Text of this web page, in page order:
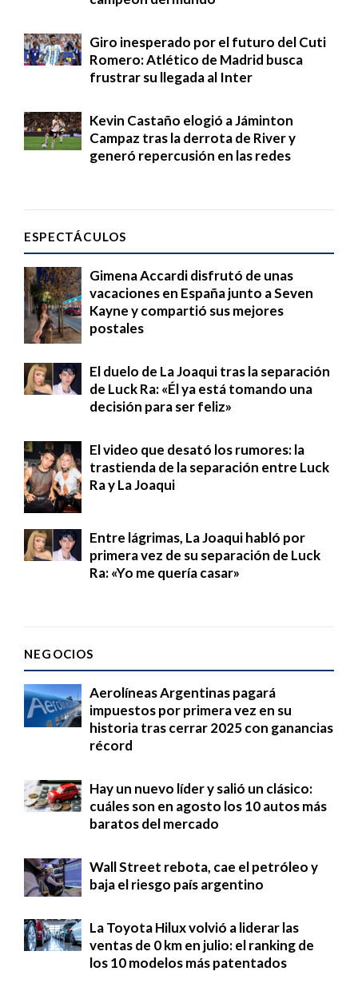
Giro inesperado por el futuro del Cuti
Romero: Atlético de Madrid busca
frustrar su llegada al Inter
Kevin Castaño elogió a Jáminton
Campaz tras la derrota de River y
generó repercusión en las redes
ESPECTÁCULOS
Gimena Accardi disfrutó de unas
vacaciones en España junto a Seven
Kayne y compartió sus mejores
postales
El duelo de La Joaqui tras la separación
de Luck Ra: «Él ya está tomando una
decisión para ser feliz»
El video que desató los rumores: la
trastienda de la separación entre Luck
Ra y La Joaqui
Entre lágrimas, La Joaqui habló por
primera vez de su separación de Luck
Ra: «Yo me quería casar»
NEGOCIOS
Aerolíneas Argentinas pagará
impuestos por primera vez en su
historia tras cerrar 2025 con ganancias
récord
Hay un nuevo líder y salió un clásico:
cuáles son en agosto los 10 autos más
baratos del mercado
Wall Street rebota, cae el petróleo y
baja el riesgo país argentino
La Toyota Hilux volvió a liderar las
ventas de 0 km en julio: el ranking de
los 10 modelos más patentados